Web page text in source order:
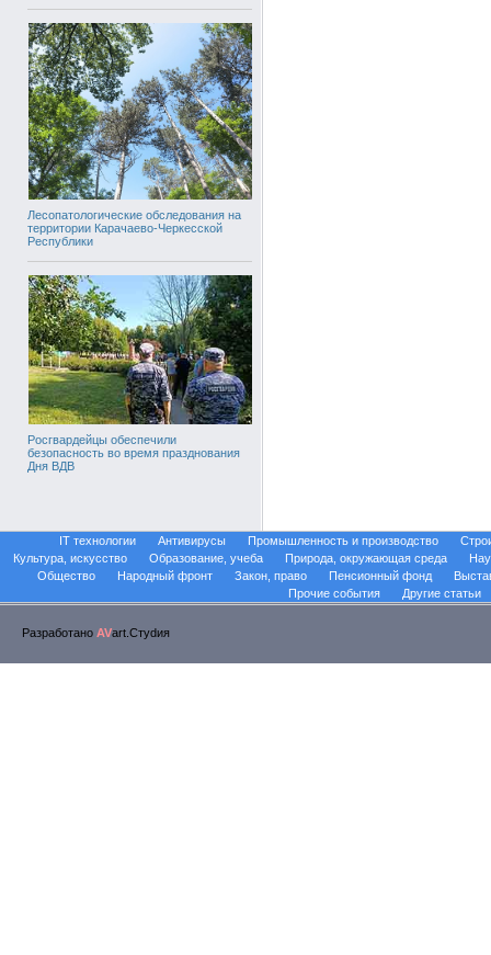
Лесопатологические обследования на
территории Карачаево-Черкесской
Республики
Росгвардейцы обеспечили
безопасность во время празднования
Дня ВДВ
IT технологии Антивирусы Промышленность и производство
Культура, искусство
Образование, учеба Природа, окружающая среда
Общество
Народный фронт Закон, право Пенсионный фонд
Прочие события
Другие статьи
Разработано AVart.Стуdия